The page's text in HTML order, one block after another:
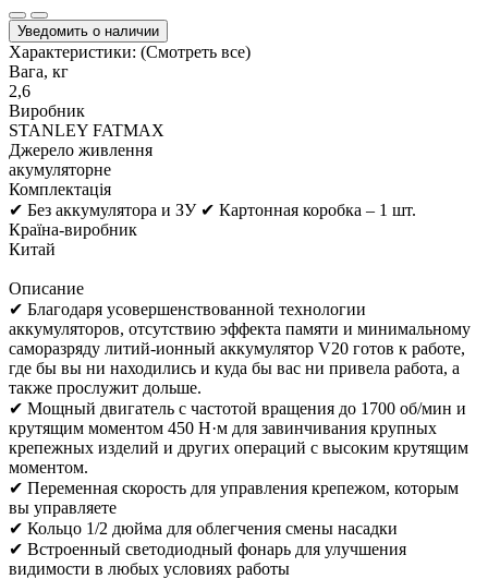
Уведомить о наличии
Характеристики: (Смотреть все)
Вага, кг
2,6
Виробник
STANLEY FATMAX
Джерело живлення
акумуляторне
Комплектація
✔ Без аккумулятора и ЗУ ✔ Картонная коробка – 1 шт.
Країна-виробник
Китай
Описание
✔ Благодаря усовершенствованной технологии
аккумуляторов, отсутствию эффекта памяти и минимальному
саморазряду литий-ионный аккумулятор V20 готов к работе,
где бы вы ни находились и куда бы вас ни привела работа, а
также прослужит дольше.
✔ Мощный двигатель с частотой вращения до 1700 об/мин и
крутящим моментом 450 Н·м для завинчивания крупных
крепежных изделий и других операций с высоким крутящим
моментом.
✔ Переменная скорость для управления крепежом, которым
вы управляете
✔ Кольцо 1/2 дюйма для облегчения смены насадки
✔ Встроенный светодиодный фонарь для улучшения
видимости в любых условиях работы